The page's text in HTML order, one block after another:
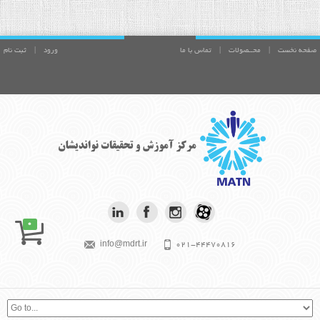
صفحه نخست محــصولات تماس با ما ورود ثبت نام
0
info@mdrt.ir 021-44470816
بیش از آنچه برای موفقیت تلاش می کنی،
اینشتين